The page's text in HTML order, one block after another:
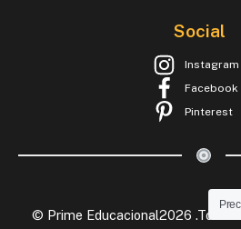
Social
Instagram
Facebook
Pinterest
© Prime Educacional2026 .Todos